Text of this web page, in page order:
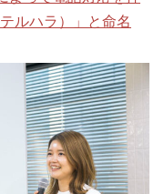
ルハラ）」と命名